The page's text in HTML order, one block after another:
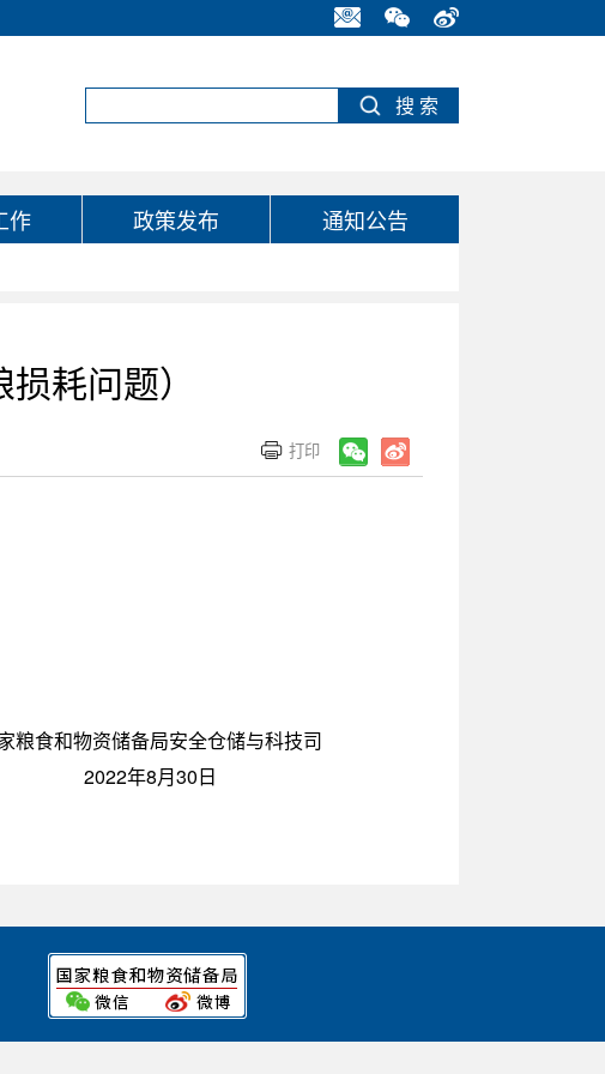
作 政策发布 通知公告
耗问题）
粮食和物资储备局安全仓储与科技司
2022年8月30日